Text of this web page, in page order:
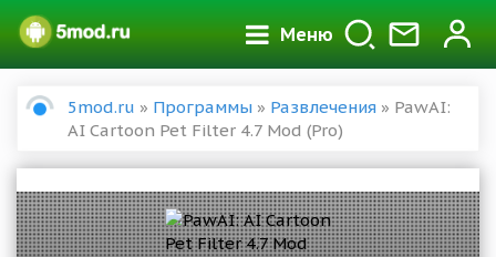
Меню
5mod.ru » Программы » Развлечения » PawAI:
AI Cartoon Pet Filter 4.7 Mod (Pro)